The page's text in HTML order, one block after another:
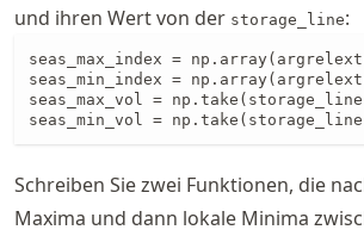
und ihren Wert von der storage_line:
seas_max_index =
seas_min_index =
seas_max_vol =
seas_min_vol =
Schreiben Sie zwei Funktionen, die
Maxima und dann lokale Minima